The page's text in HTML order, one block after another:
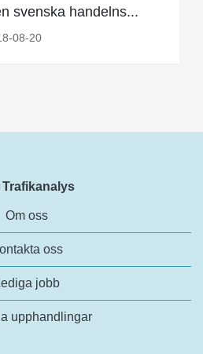
svenska handelns...
08-20
Trafikanalys
Om oss
oss
jobb
upphandlingar